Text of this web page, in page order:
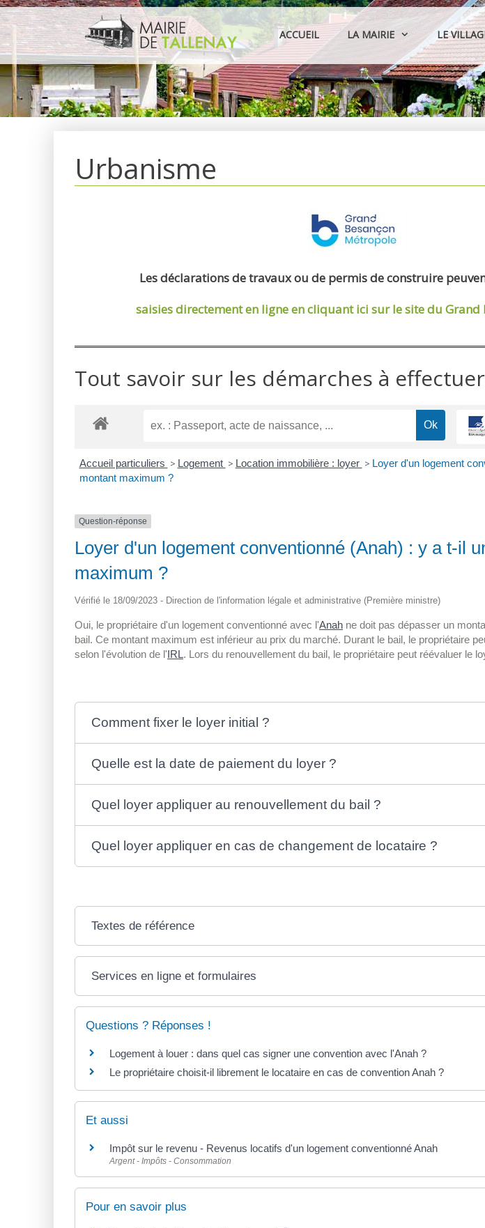
Aller
au
contenu
ACCUEIL LA MAIRIE LE
Urbanisme
Les déclarations de travaux ou de permis de construire
saisies directement en ligneen cliquant ici sur le site du Grand
Tout savoir sur les démarches à effectuer
Accueil particuliers > Logement > Location immobilière : loyer > Loyer d'un logement
montant maximum ?
Question-réponse
Loyer d'un logement conventionné (Anah) : y a t-il
maximum ?
Vérifié le 18/09/2023 - Direction de l'information légale et administrative (Première ministre)
Oui, le propriétaire d'un logement conventionné avec l'Anah ne doit pas dépasser un
bail. Ce montant maximum est inférieur au prix du marché. Durant le bail, le propriétaire
selon l'évolution de l'IRL. Lors du renouvellement du bail, le propriétaire peut réévaluer le
Comment fixer le loyer initial ?
Quelle est la date de paiement du loyer ?
Quel loyer appliquer au renouvellement du bail ?
Quel loyer appliquer en cas de changement de locataire ?
Textes de référence
Services en ligne et formulaires
Questions ? Réponses !
Logement à louer : dans quel cas signer une convention avec l'Anah ?
Le propriétaire choisit-il librement le locataire en cas de convention Anah ?
Et aussi
Impôt sur le revenu - Revenus locatifs d'un logement conventionné Anah
Argent - Impôts - Consommation
Pour en savoir plus